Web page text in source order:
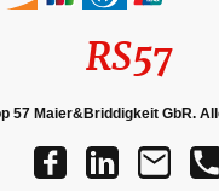
RS57
57 Maier&Briddigkeit GbR.